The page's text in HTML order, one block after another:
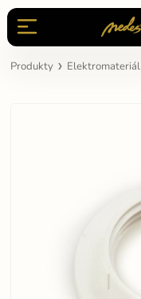
Produkty Elektromateriál